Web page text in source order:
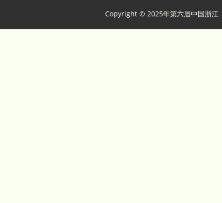
Copyright © 2025年第六届中国浙